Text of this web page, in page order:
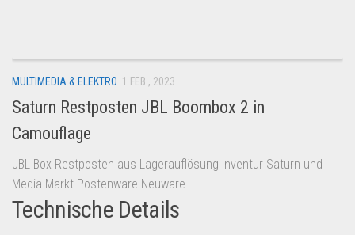
Amazon
Aldi
Lidl
Kostenlos verkaufen
Anmelden
MULTIMEDIA & ELEKTRO 1 FEB., 2023
Saturn Restposten JBL Boombox 2 in
Camouflage
JBL Box Restposten aus Lagerauflösung Inventur Saturn und
Media Markt Postenware Neuware
Technische Details